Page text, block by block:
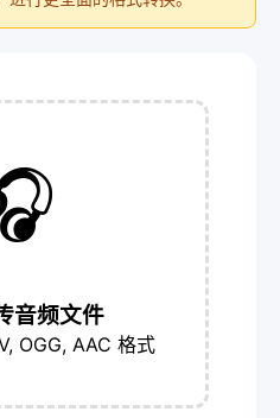
音频文件
OGG, AAC 格式